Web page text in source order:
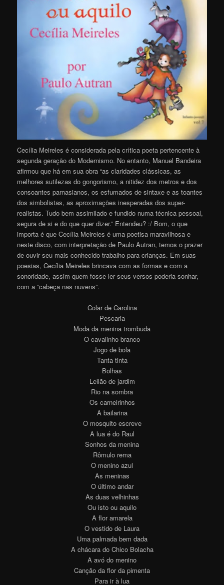
Cecília Meireles é considerada pela crítica poeta pertencente à
segunda geração do Modernismo. No entanto, Manuel Bandeira
afirmou que há em sua obra “as claridades clássicas, as
melhores sutilezas do gongorismo, a nitidez dos metros e dos
consoantes parnasianos, os esfumados de sintaxe e as toantes
dos simbolistas, as aproximações inesperadas dos super-
realistas. Tudo bem assimilado e fundido numa técnica pessoal,
segura de si e do que quer dizer.” Entendeu? :/ Bom, o que
importa é que Cecília Meireles é uma poetisa maravilhosa e
neste disco, com interpretação de Paulo Autran, temos o prazer
de ouvir seu mais conhecido trabalho para crianças. Em suas
poesias, Cecília Meireles brincava com as formas e com a
sonoridade, assim quem fosse ler seus versos poderia sonhar,
com a “cabeça nas nuvens”.
Colar de Carolina
Pescaria
Moda da menina trombuda
O cavalinho branco
Jogo de bola
Tanta tinta
Bolhas
Leilão de jardim
Rio na sombra
Os carneirinhos
A bailarina
O mosquito escreve
A lua é do Raul
Sonhos da menina
Rômulo rema
O menino azul
As meninas
O último andar
As duas velhinhas
Ou isto ou aquilo
A flor amarela
O vestido de Laura
Uma palmada bem dada
A chácara do Chico Bolacha
A avó do menino
Canção da flor da pimenta
Para ir à lua